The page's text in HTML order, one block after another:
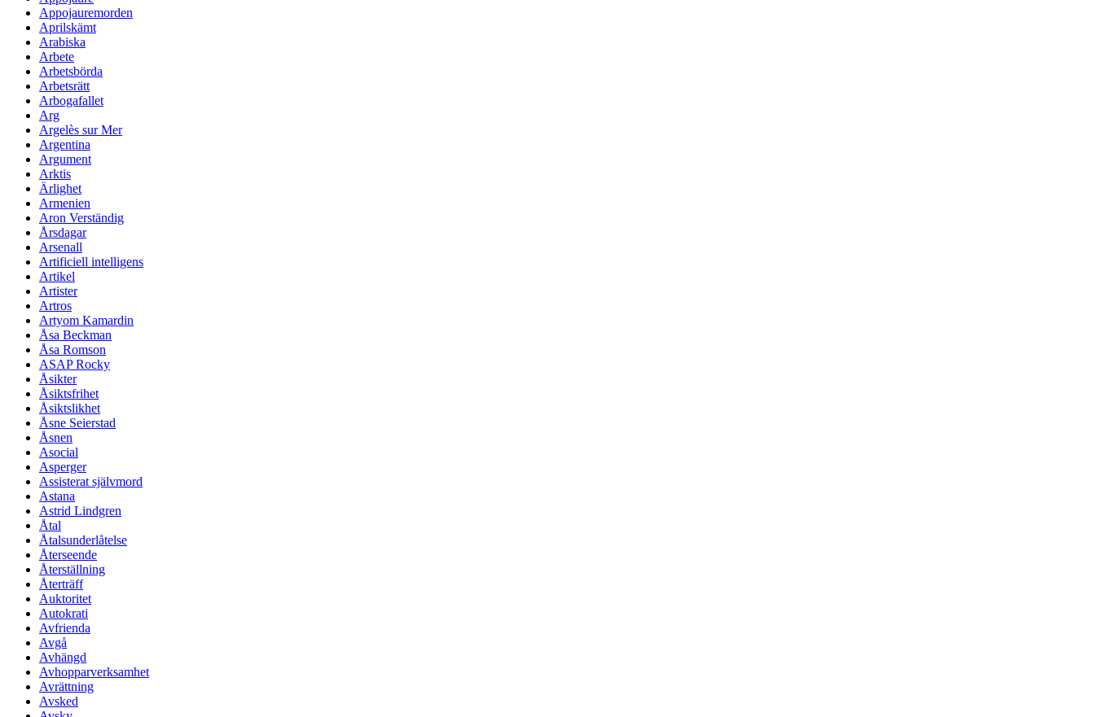
Appojauremorden
Aprilskämt
Arabiska
Arbete
Arbetsbörda
Arbetsrätt
Arbogafallet
Arg
Argelès sur Mer
Argentina
Argument
Arktis
Ärlighet
Armenien
Aron Verständig
Årsdagar
Arsenall
Artificiell intelligens
Artikel
Artister
Artros
Artyom Kamardin
Åsa Beckman
Åsa Romson
ASAP Rocky
Åsikter
Åsiktsfrihet
Åsiktslikhet
Åsne Seierstad
Åsnen
Asocial
Asperger
Assisterat självmord
Astana
Astrid Lindgren
Åtal
Åtalsunderlåtelse
Återseende
Återställning
Återträff
Auktoritet
Autokrati
Avfrienda
Avgå
Avhängd
Avhopparverksamhet
Avrättning
Avsked